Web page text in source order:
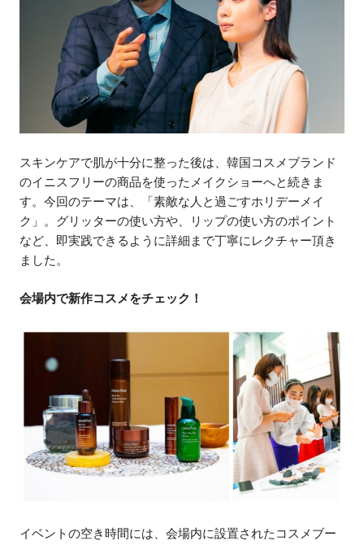
スキンケアで肌が十分に整った後は、韓国コスメブランド
のイニスフリーの商品を使ったメイクショーへと続きま
す。今回のテーマは、「素敵な人と過ごすホリデーメイ
ク」。グリッターの使い方や、リップの使い方のポイント
など、即実践できるように詳細まで丁寧にレクチャー頂き
ました。
会場内で新作コスメをチェック！
イベントの空き時間には、会場内に設置されたコスメブー